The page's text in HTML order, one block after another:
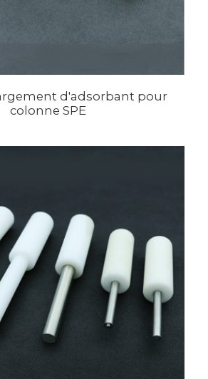
d'adsorbant pour
colonne SPE